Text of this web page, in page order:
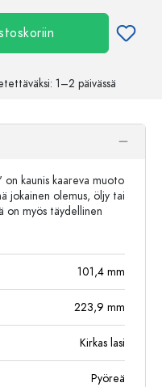
: 1–2 päivässä
kaunis kaareva muoto
jokainen olemus, öljy tai
on myös täydellinen
101,4 mm
223,9 mm
Kirkas lasi
Pyöreä